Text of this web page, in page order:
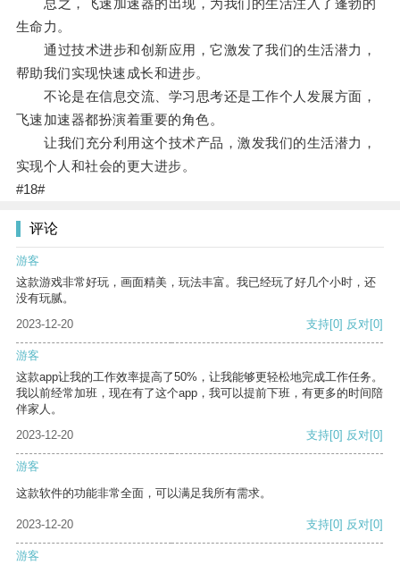
总之，飞速加速器的出现，为我们的生活注入了蓬勃的
生命力。
通过技术进步和创新应用，它激发了我们的生活潜力，
帮助我们实现快速成长和进步。
不论是在信息交流、学习思考还是工作个人发展方面，
飞速加速器都扮演着重要的角色。
让我们充分利用这个技术产品，激发我们的生活潜力，
实现个人和社会的更大进步。
#18#
评论
游客
这款游戏非常好玩，画面精美，玩法丰富。我已经玩了好几个小时，还
没有玩腻。
2023-12-20
支持[0] 反对[0]
游客
这款app让我的工作效率提高了50%，让我能够更轻松地完成工作任务。
我以前经常加班，现在有了这个app，我可以提前下班，有更多的时间陪
伴家人。
2023-12-20
支持[0] 反对[0]
游客
这款软件的功能非常全面，可以满足我所有需求。
2023-12-20 支持[0] 反对[0]
游客